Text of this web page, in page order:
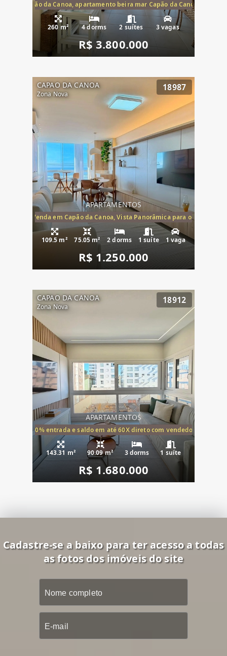
mar Capão da Canoa, apartamento beira mar Capão da Canoa,
260 m² 4 dorms 2 suítes 3 vagas
R$ 3.800.000
CAPAO DA CANOA
Zona Nova
18987
APARTAMENTOS
Mar à Venda em Capão da Canoa, Vista Panorâmica para o Mar, 2
109.5 m² 75.05 m² 2 dorms 1 suíte 1 vaga
R$ 1.250.000
CAPAO DA CANOA
Zona Nova
18912
APARTAMENTOS
20% entrada e saldo em até 60X direto com vendedor
143.31 m² 90.09 m² 3 dorms 1 suíte
R$ 1.680.000
Cadastre-se a baixo para ter acesso a todas
as fotos dos imóveis do site